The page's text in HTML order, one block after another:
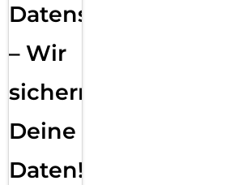
Datensicherung
– Wir
sichern
Deine
Daten!